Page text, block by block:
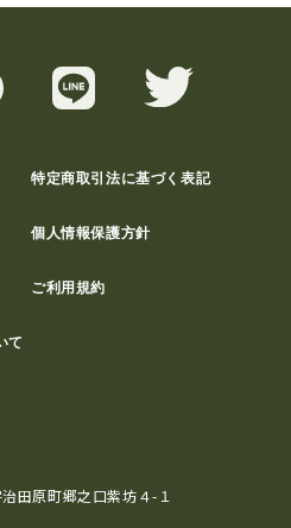
特定商取引法に基づく表記
個人情報保護方針
ご利用規約
て
田原町郷之口紫坊４-１